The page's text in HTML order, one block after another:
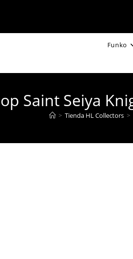
Funko
Saint Seiya
> Tienda HL Collectors >